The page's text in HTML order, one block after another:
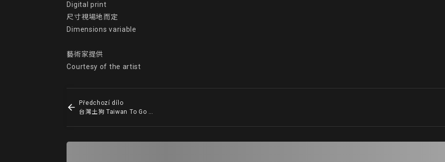
Digital print
尺寸視場地而定
Dimensions variable
藝術家提供
Courtesy of the artist
Předchozí dílo
台灣土狗 Taiwan To Go － No 03